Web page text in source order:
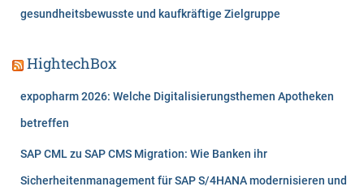
gesundheitsbewusste und kaufkräftige Zielgruppe
HightechBox
expopharm 2026: Welche Digitalisierungsthemen Apotheken
betreffen
SAP CML zu SAP CMS Migration: Wie Banken ihr
Sicherheitenmanagement für SAP S/4HANA modernisieren und